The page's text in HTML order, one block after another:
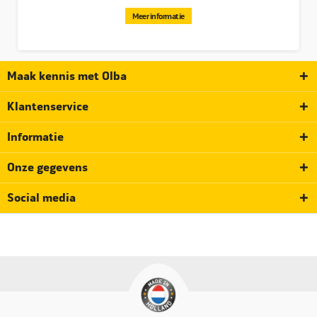
Meer informatie
Maak kennis met Olba
Klantenservice
Informatie
Onze gegevens
Social media